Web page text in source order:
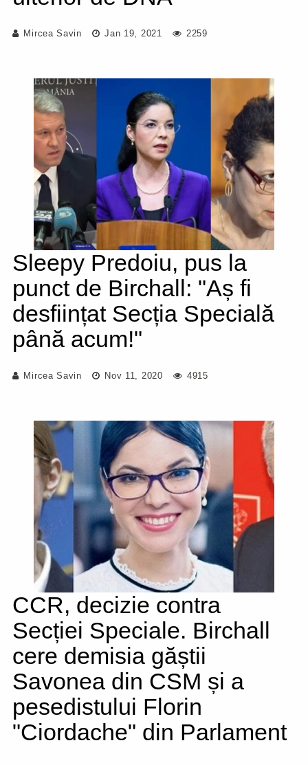
Mircea Savin Jan 19, 2021 2259
Sleepy Predoiu, pus la
punct de Birchall: "Aș fi
desființat Secția Specială
până acum!"
Mircea Savin Nov 11, 2020 4915
CCR, decizie contra
Secției Speciale. Birchall
cere demisia găștii
Savonea din CSM și a
pesedistului Florin
"Ciordache" din Parlament